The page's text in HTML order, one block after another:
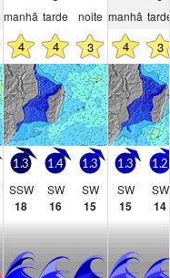
manhã tarde noite manhã
4 4 3 4 3
1.3
SSW
18
1.4
SW
16
1.3
SW
15
1.3
SW
15
1.2
SW
14